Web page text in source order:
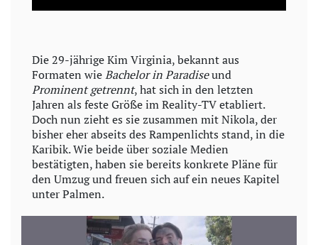
a
y
V
i
d
e
o
Die 29-jährige Kim Virginia, bekannt aus
Formaten wieBachelor in Paradiseund
Prominent getrennt, hat sich in den letzten
Jahren als feste Größe im Reality-TV etabliert.
Doch nun zieht es sie zusammen mit Nikola, der
bisher eher abseits des Rampenlichts stand, in die
Karibik. Wie beide über soziale Medien
bestätigten, haben sie bereits konkrete Pläne für
den Umzug und freuen sich auf ein neues Kapitel
unter Palmen.